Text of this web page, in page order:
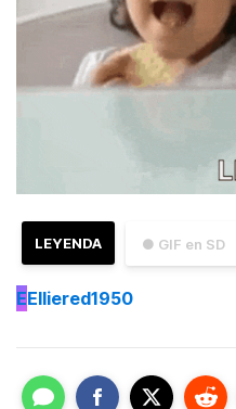
● GIF en SD
LEYENDA
EElliered1950